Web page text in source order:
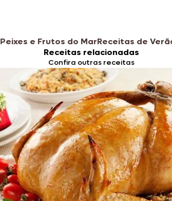
Peixes e Frutos do MarReceitas de
Receitas relacionadas
Confira outras receitas